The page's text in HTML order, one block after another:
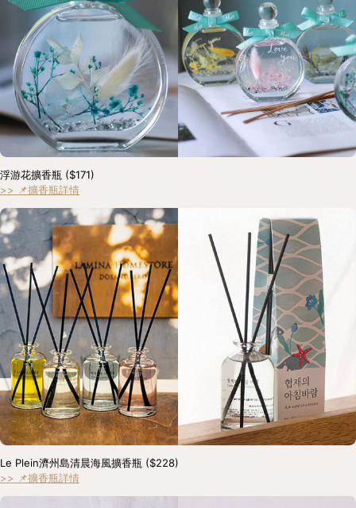
浮游花擴香瓶 ($171)
>> 📌擴香瓶詳情
Le Plein濟州島清晨海風擴香瓶 ($228)
>> 📌擴香瓶詳情